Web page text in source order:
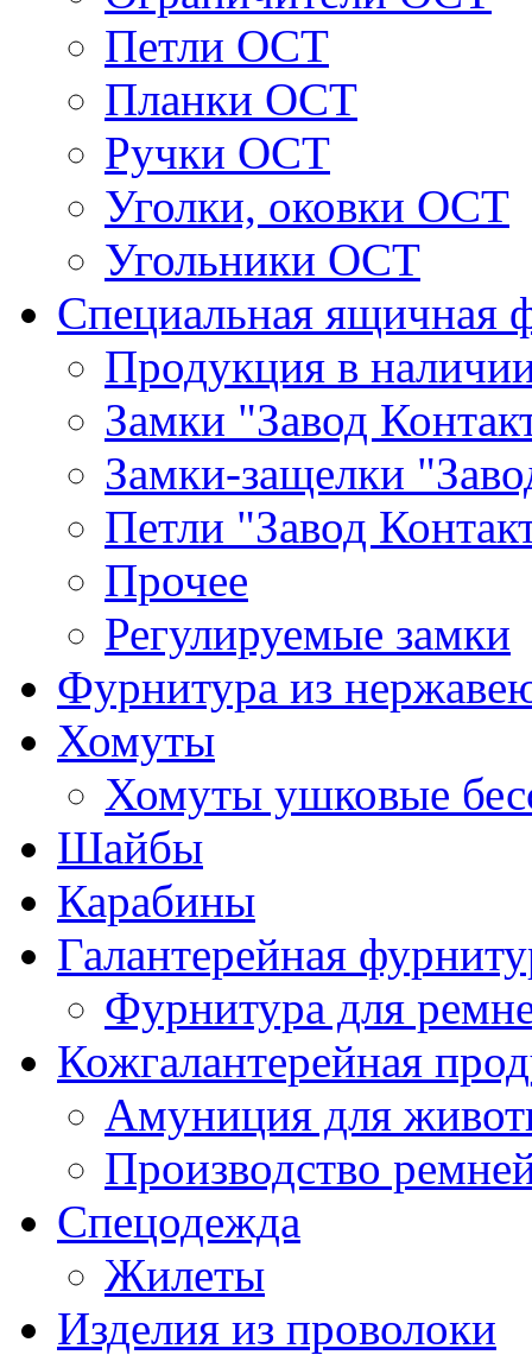
Петли ОСТ
Планки ОСТ
Ручки ОСТ
Уголки, оковки ОСТ
Угольники ОСТ
Специальная ящичная
Продукция в
Замки "Завод
Замки-защелки
Петли "Завод
Прочее
Регулируемые замки
Фурнитура из
Хомуты
Хомуты ушковые
Шайбы
Карабины
Галантерейная
Фурнитура для
Кожгалантерейная
Амуниция для
Производство
Спецодежда
Жилеты
Изделия из проволоки